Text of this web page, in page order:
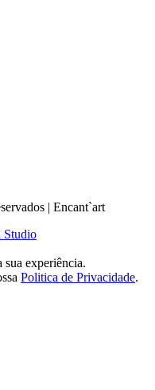
| Encant`art
Studio
sua experiência.
Politica de Privacidade.